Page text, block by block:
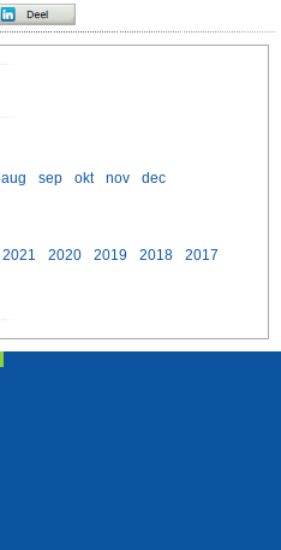
aug sep okt nov dec
2021 2020 2019 2018
2017